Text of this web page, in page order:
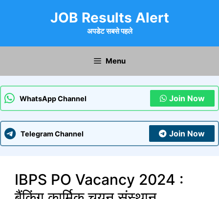
JOB Results Alert
अपडेट सबसे पहले
Menu
WhatsApp Channel Join Now
Telegram Channel Join Now
IBPS PO Vacancy 2024 :